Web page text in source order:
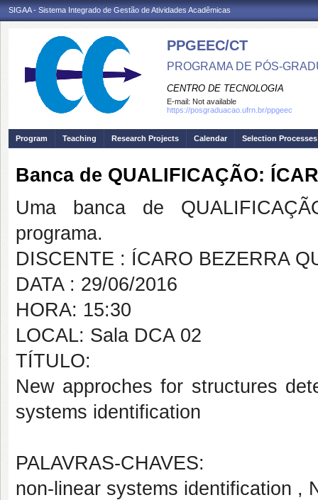
SIGAA - Sistema Integrado de Gestão de Atividades Acadêmicas
PPGEEC/CT
PROGRAMA DE PÓS-
CENTRO DE TECNOLOGIA
E-mail: Not available
https://posgraduacao.ufrn.br/ppgeec
Program Teaching Research Projects Calendar Selection Processes
Banca de QUALIFICAÇÃO:
Uma banca de
programa.
DISCENTE : ÍCARO BEZERRA
DATA : 29/06/2016
HORA: 15:30
LOCAL: Sala DCA 02
TÍTULO:
New approches for structures
systems identification
PALAVRAS-CHAVES:
non-linear systems identification ,